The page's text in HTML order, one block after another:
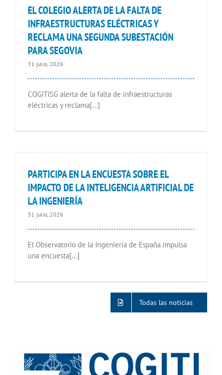
EL COLEGIO ALERTA DE LA FALTA DE
INFRAESTRUCTURAS ELÉCTRICAS Y
RECLAMA UNA SEGUNDA SUBESTACIÓN
PARA SEGOVIA
31 julio, 2026
COGITISG alerta de la falta de infraestructuras
eléctricas y reclama[...]
PARTICIPA EN LA ENCUESTA SOBRE EL
IMPACTO DE LA INTELIGENCIA ARTIFICIAL DE
LA INGENIERÍA
31 julio, 2026
El Observatorio de la Ingeniería de España impulsa
una encuesta[...]
Todas las noticias